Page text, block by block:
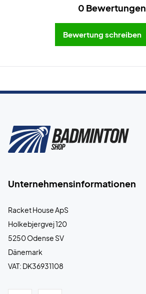
0 Bewertungen
Bewertung schreiben
Unternehmensinformationen
Racket House ApS
Holkebjergvej 120
5250 Odense SV
Dänemark
VAT: DK36931108